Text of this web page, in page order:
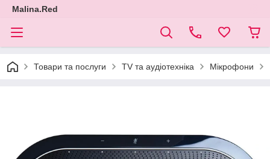
Malina.Red
Товари та послуги TV та аудіотехніка Мікрофони